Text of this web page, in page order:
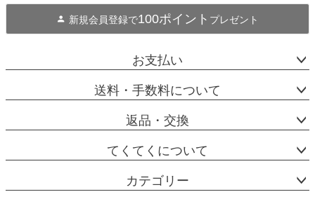
新規会員登録で100ポイント プレゼント
お支払い
送料・手数料について
返品・交換
てくてくについて
カテゴリー